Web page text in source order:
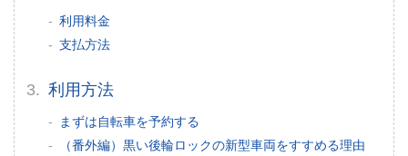
利用料金
支払方法
利用方法
まずは自転車を予約する
（番外編）黒い後輪ロックの新型車両をすすめる理由